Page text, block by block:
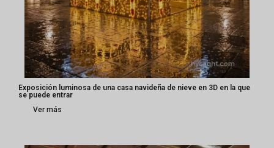
Exposición luminosa de una casa navideña de nieve en 3D en la que
se puede entrar
Ver más